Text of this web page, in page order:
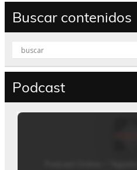
Buscar contenidos
Podcast